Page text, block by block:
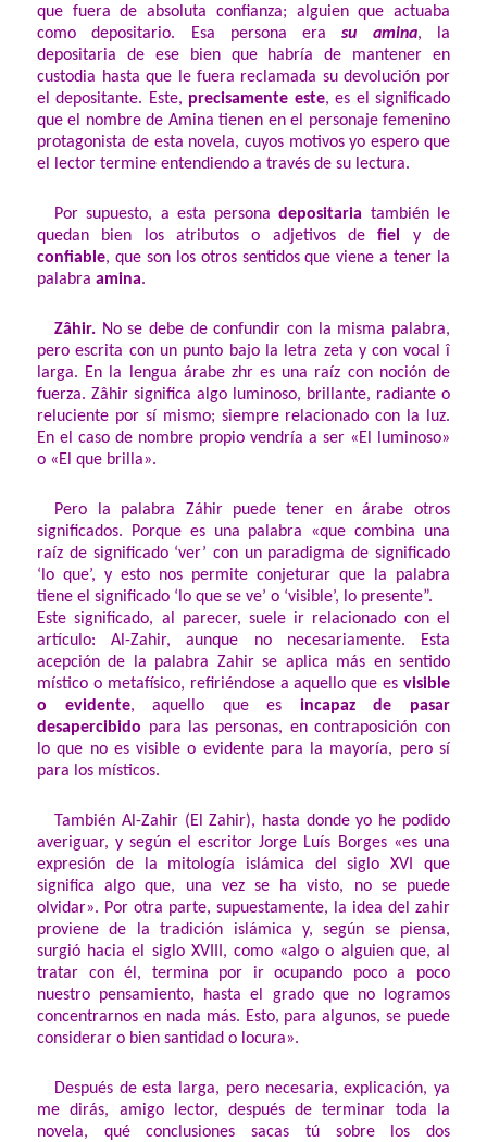
que fuera de absoluta confianza; alguien que actuaba
como depositario. Esa persona erasu amina, la
depositaria de ese bien que habría de mantener en
custodia hasta que le fuera reclamada su devolución por
el depositante. Este, precisamente este, es el significado
que el nombre de Amina tienen en el personaje femenino
protagonista de esta novela, cuyos motivos yo espero que
el lector termine entendiendo a través de su lectura.
Por supuesto, a esta personadepositaria también le
quedan bien los atributos o adjetivos defiel
y de
confiable, que son los otros sentidos que viene a tener la
palabraamina.
Zâhir. No se debe de confundir con la misma palabra,
pero escrita con un punto bajo la letra zeta y con vocal î
larga. En la lengua árabe zhr es una raíz con noción de
fuerza. Zâhir significa algo luminoso, brillante, radiante o
reluciente por sí mismo; siempre relacionado con la luz.
En el caso de nombre propio vendría a ser «El luminoso»
o «El que brilla».
Pero la palabra Záhir puede tener en árabe otros
significados. Porque es una palabra «que combina una
raíz de significado ‘ver’ con un paradigma de significado
‘lo que’, y esto nos permite conjeturar que la palabra
tiene el significado ‘lo que se ve’ o ‘visible’, lo presente”.
Este significado, al parecer, suele ir relacionado con el
artículo: Al-Zahir, aunque no necesariamente. Esta
acepción de la palabra Zahir se aplica más en sentido
místico o metafísico, refiriéndose a aquello que es visible
o evidente, aquello que es incapaz de pasar
desapercibido para las personas, en contraposición con
lo que no es visible o evidente para la mayoría, pero sí
para los místicos.
También Al-Zahir (El Zahir), hasta donde yo he podido
averiguar, y según el escritor Jorge Luís Borges «es una
expresión de la mitología islámica del siglo XVI que
significa algo que, una vez se ha visto, no se puede
olvidar». Por otra parte, supuestamente, la idea del zahir
proviene de la tradición islámica y, según se piensa,
surgió hacia el siglo XVIII, como «algo o alguien que, al
tratar con él, termina por ir ocupando poco a poco
nuestro pensamiento, hasta el grado que no logramos
concentrarnos en nada más. Esto, para algunos, se puede
considerar o bien santidad o locura».
Después de esta larga, pero necesaria, explicación, ya
me dirás, amigo lector, después de terminar toda la
novela, qué conclusiones sacas tú sobre los dos